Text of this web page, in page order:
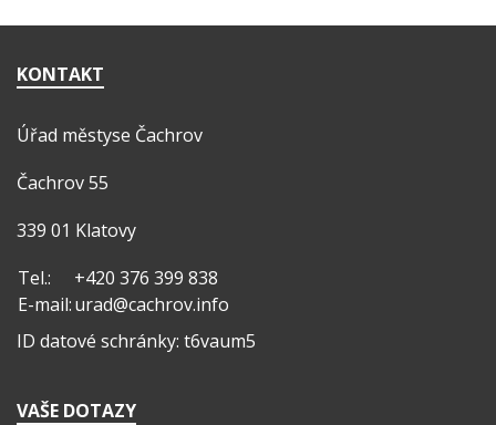
KONTAKT
Úřad městyse Čachrov
Čachrov 55
339 01 Klatovy
Tel.:
+420 376 399 838
E-mail:urad@cachrov.info
ID datové schránky: t6vaum5
VAŠE DOTAZY